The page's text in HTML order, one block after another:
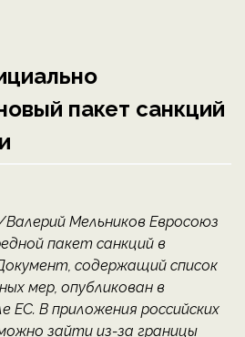
пакет санкций
Мельников Евросоюз
пакет санкций в
содержащий список
мер, опубликован в
ЕС. В приложения российских
зайти из-за границы